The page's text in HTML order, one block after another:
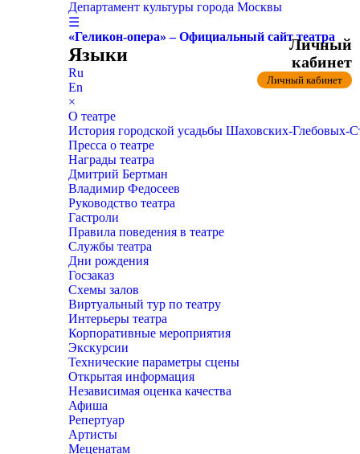
Департамент культуры города Москвы
☰
«Геликон-опера» – Официальный сайт театра
Языки
Ru
En
×
О театре
История городской усадьбы Шаховских-
Пресса о театре
Награды театра
Дмитрий Бертман
Владимир Федосеев
Руководство театра
Гастроли
Правила поведения в театре
Службы театра
Дни рождения
Госзаказ
Схемы залов
Виртуальный тур по театру
Интерьеры театра
Корпоративные мероприятия
Экскурсии
Технические параметры сцены
Открытая информация
Независимая оценка качества
Афиша
Репертуар
Артисты
Меценатам
Личный
кабинет
Личный кабинет